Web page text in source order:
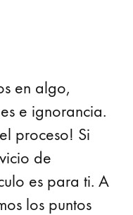
en algo,
e ignorancia.
proceso! Si
de
es para ti. A
los puntos